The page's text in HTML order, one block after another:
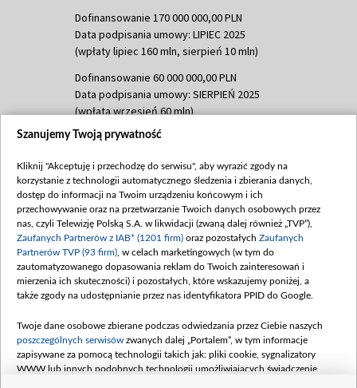
Dofinansowanie 170 000 000,00 PLN
Data podpisania umowy: LIPIEC 2025
(wpłaty lipiec 160 mln, sierpień 10 mln)
Dofinansowanie 60 000 000,00 PLN
Data podpisania umowy: SIERPIEŃ 2025
(wpłata wrzesień 60 mln)
Dofinansowanie 635 783 051,21 PLN
(wpłata wrzesień 100 mln, październik 350
mln, listopad 265 mln)
Dofinansowanie 48 862 000,00 PLN
Data podpisania umowy: GRUDZIEŃ 2025
(wpłata grudzień 60,548 mln)
Dofinansowanie 900 000 000,00 PLN
Data podpisania umowy: LUTY 2026 (wpłata
kwiecień 180 mln, 7 maja 180 mln, 8
czerwca 90 mln)
Dofinansowanie 250 000 000,00 PLN
Szanujemy Twoją prywatność
Kliknij "Akceptuję i przechodzę do serwisu", aby wyrazić zgody na
korzystanie z technologii automatycznego śledzenia i zbierania danych,
dostęp do informacji na Twoim urządzeniu końcowym i ich
przechowywanie oraz na przetwarzanie Twoich danych osobowych przez
nas, czyli Telewizję Polską S.A. w likwidacji (zwaną dalej również „TVP”),
Zaufanych Partnerów z IAB* (1201 firm) oraz pozostałych Zaufanych
Partnerów TVP (93 firm) , w celach marketingowych (w tym do
zautomatyzowanego dopasowania reklam do Twoich zainteresowań i
mierzenia ich skuteczności) i pozostałych, które wskazujemy poniżej, a
także zgody na udostępnianie przez nas identyfikatora PPID do Google.
Twoje dane osobowe zbierane podczas odwiedzania przez Ciebie naszych
poszczególnych serwisów zwanych dalej „Portalem”, w tym informacje
zapisywane za pomocą technologii takich jak: pliki cookie, sygnalizatory
WWW lub innych podobnych technologii umożliwiających świadczenie